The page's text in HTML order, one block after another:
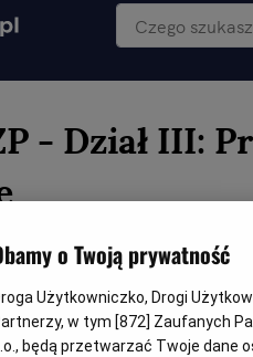
- Dział III:
21.05.2015, 13:15
o Twoją prywatność
Użytkowniczko, Drogi
w tym [872] Zaufanych
będą przetwarzać Twoje dane